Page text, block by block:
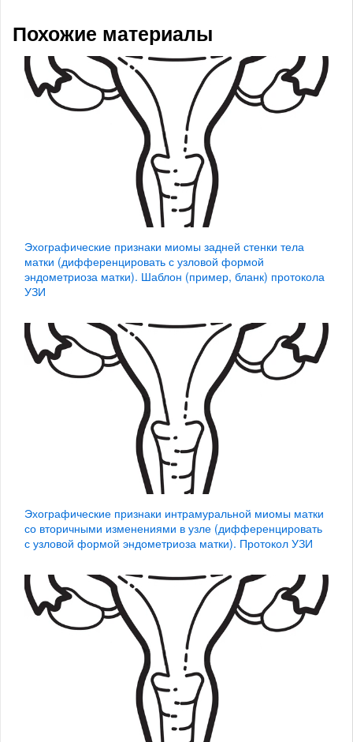
Похожие материалы
Эхографические признаки миомы задней стенки тела
матки (дифференцировать с узловой формой
эндометриоза матки). Шаблон (пример, бланк) протокола
УЗИ
Эхографические признаки интрамуральной миомы матки
со вторичными изменениями в узле (дифференцировать
с узловой формой эндометриоза матки). Протокол УЗИ